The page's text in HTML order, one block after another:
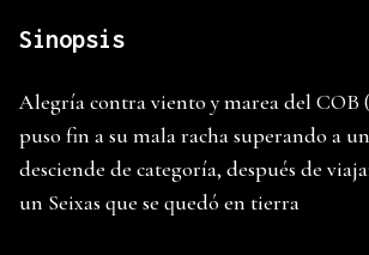
Sinopsis
Alegría contra viento y marea del COB
puso fin a su mala racha superando a
desciende de categoría, después de
un Seixas que se quedó en tierra